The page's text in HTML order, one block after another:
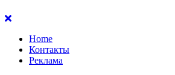
Перейти
содержанию
Home
Контакты
Реклама